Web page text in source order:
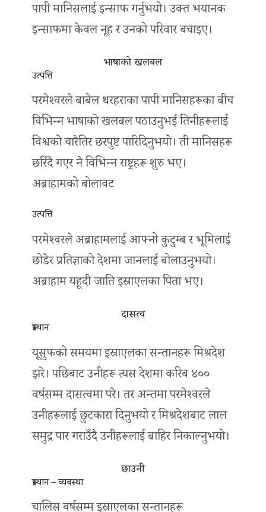
पापी मानिसलाई इन्साफ गर्नुभयो। उक्त भयानक
इन्साफमा केवल नूह र उनको परिवार बचाइए।
भाषाको खलबल
उत्पत्ति
परमेश्‍वरले बाबेल धरहराका पापी मानिसहरूका बीच
विभिन्‍न भाषाको खलबल पठाउनुभई तिनीहरूलाई
विश्वको चारैतिर छरपुष्ट पारिदिनुभयो। ती मानिसहरू
छरिँदै गएर नै विभिन्‍न राष्ट्रहरू शुरु भए।
अब्राहामको बोलावट
उत्पत्ति
परमेश्‍वरले अब्राहामलाई आफ्नो कुटुम्ब र भूमिलाई
छोडेर प्रतिज्ञाको देशमा जानलाई बोलाउनुभयो।
अब्राहाम यहूदी जाति इस्राएलका पिता भए।
दासत्व
प्रस्थान
यूसुफको समयमा इस्राएलका सन्तानहरू मिश्रदेश
झरे। पछिबाट उनीहरू त्यस देशमा करिब ४००
वर्षसम्म दासत्वमा परे। तर अन्तमा परमेश्‍वरले
उनीहरूलाई छुटकारा दिनुभयो र मिश्रदेशबाट लाल
समुद्र पार गराउँदै उनीहरूलाई बाहिर निकाल्नुभयो।
छाउनी
प्रस्थान – व्यवस्था